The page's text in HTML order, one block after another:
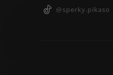
@sperky.pikaso